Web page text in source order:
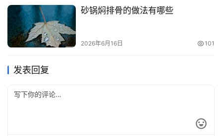
砂锅焖排骨的做法有哪些
2026年6月16日 101
发表回复